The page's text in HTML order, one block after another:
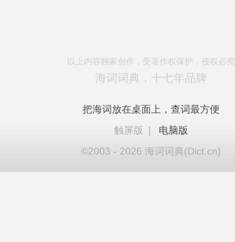
以上内容独家创作，受著作权保护，侵权必究
海词词典，十七年品牌
把海词放在桌面上，查词最方便
触屏版
|
电脑版
©2003 - 2026 海词词典(Dict.cn)